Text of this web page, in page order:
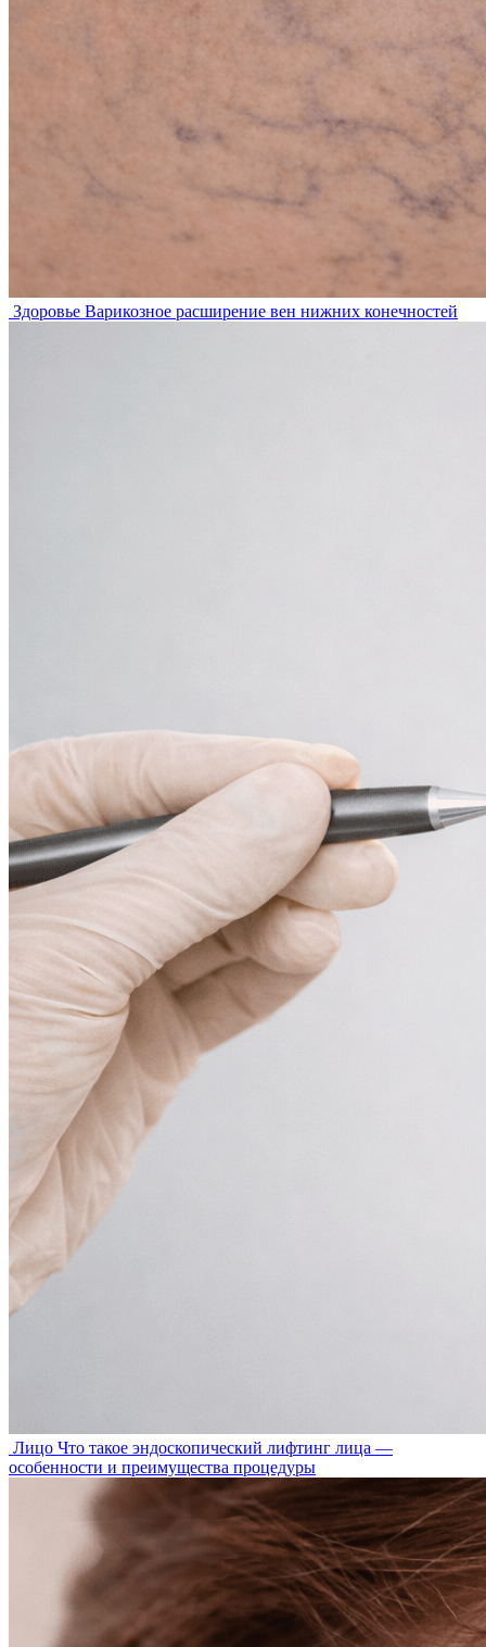
Здоровье Варикозное расширение вен нижних конечностей
Лицо Что такое эндоскопический лифтинг лица —
особенности и преимущества процедуры